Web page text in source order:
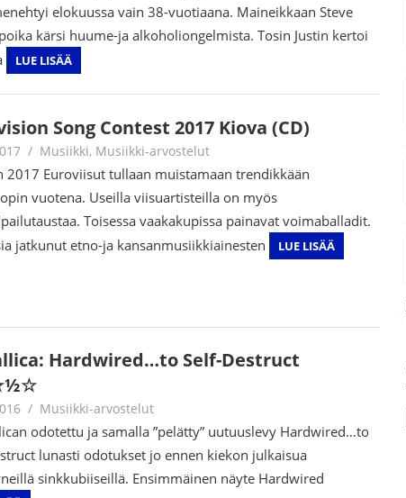
elokuussa vain 38-vuotiaana. Maineikkaan Steve
kärsi huume-ja alkoholiongelmista. Tosin Justin kertoi
LUE LISÄÄ
Song Contest 2017 Kiova (CD)
Juha Kaunisto
Musiikki, Musiikki-arvostelut
2017 Euroviisut tullaan muistamaan trendikkään
vuotena. Useilla viisuartisteilla on myös
Toisessa vaakakupissa painavat voimaballadit.
jatkunut etno-ja kansanmusiikkiainesten
LUE LISÄÄ
Hardwired…to Self-Destruct
Juha Kaunisto
Musiikki-arvostelut
odotettu ja samalla ”pelätty” uutuuslevy Hardwired…to
lunasti odotukset jo ennen kiekon julkaisua
sinkkubiiseillä. Ensimmäinen näyte Hardwired